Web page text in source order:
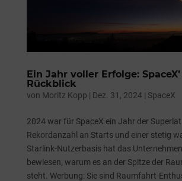
Ein Jahr voller Erfolge:
Rückblick
von Moritz Kopp | Dez. 31, 2024| SpaceX
2024 war für SpaceX ein Jahr der
Rekordanzahl an Starts und einer stetig
Starlink-Nutzerbasis hat das
bewiesen, warum es an der Spitze der
steht. Werbung: Sie sind Raumfahrt-